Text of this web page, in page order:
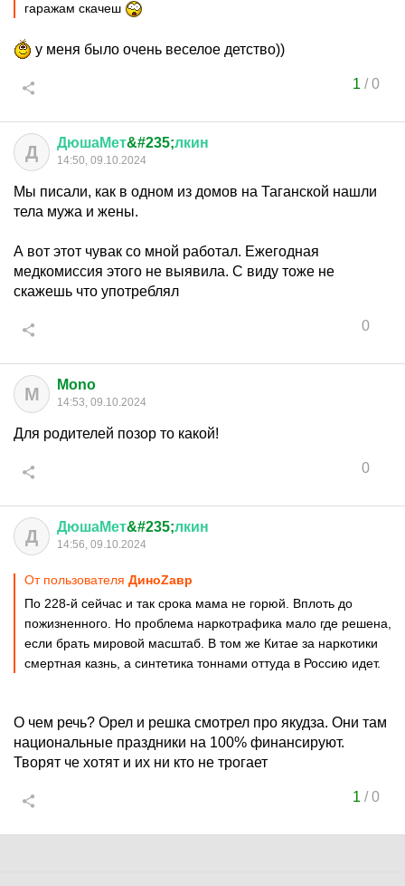
гаражам скачеш
у меня было очень веселое детство))
1 /0
Д ДюшаМет&#235;лкин
14:50, 09.10.2024
Мы писали, как в одном из домов на Таганской нашли
тела мужа и жены.
А вот этот чувак со мной работал. Ежегодная
медкомиссия этого не выявила. С виду тоже не
скажешь что употреблял
0
M Mono
14:53, 09.10.2024
Для родителей позор то какой!
0
Д ДюшаМет&#235;лкин
14:56, 09.10.2024
От пользователя ДиноZавp
По 228-й сейчас и так срока мама не горюй. Вплоть до
пожизненного. Но проблема наркотрафика мало где решена,
если брать мировой масштаб. В том же Китае за наркотики
смертная казнь, а синтетика тоннами оттуда в Россию идет.
О чем речь? Орел и решка смотрел про якудза. Они там
национальные праздники на 100% финансируют.
Творят че хотят и их ни кто не трогает
1 /0